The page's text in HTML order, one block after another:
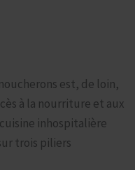
est, de loin,
à la nourriture et aux
inhospitalière
trois piliers